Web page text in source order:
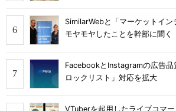
SimilarWebと「マーケットイ
モヤモヤしたことを幹部に聞く
FacebookとInstagramの広告
ロックリスト」対応を拡大
VTuberを起用したライブコマ